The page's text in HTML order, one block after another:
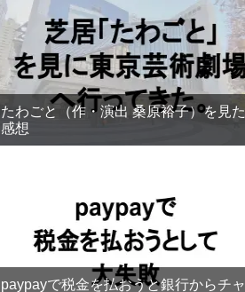
たわごと（作・演出 桑原裕子）を見た
感想
paypayで税金を払おうと銀行からチャ